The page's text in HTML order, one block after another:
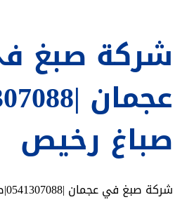
شركة صبغ
صباغ رخيص